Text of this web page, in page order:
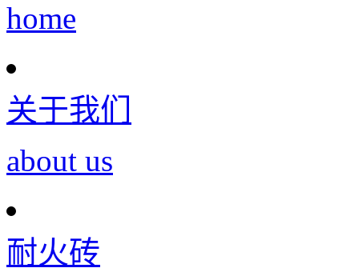
home
关于我们
about us
耐火砖